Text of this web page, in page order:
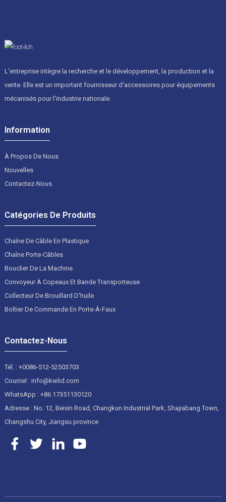
L'entreprise intègre la recherche et le développement, la production et la
vente. Elle est un important fournisseur d'accessoires pour équipements
mécanisés pour l'industrie nationale.
Information
À Propos De Nous
Nouvelles
Contactez-Nous
Catégories De Produits
Chaîne De Câble En Plastique
Chaîne Porte-Câbles
Bouclier De La Machine
Convoyeur À Copeaux Et Bande Transporteuse
Collecteur De Brouillard D'huile
Boîtier De Commande En Porte-À-Faux
Contactez-Nous
Tél. : +0086-512-52503703
Courriel : info@kwlid.com
WhatsApp : +86 17351130120
Adresse : No. 12, Beixin Road, Changkun Industrial Park, Shajiabang Town,
Changshu City, Jiangsu province